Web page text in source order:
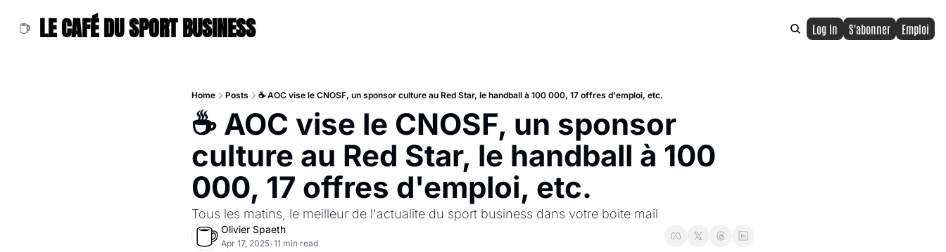
LE CAFÉ DU SPORT BUSINESS Log In S'abonner Emploi
Home Posts ☕ AOC vise le CNOSF, un sponsor culture au Red Star, le handball à 100 000, 17 offres d'emploi, etc.
☕ AOC vise le CNOSF, un sponsor
culture au Red Star, le handball à 100
000, 17 offres d'emploi, etc.
Tous les matins, le meilleur de l'actualite du sport business dans votre boite mail
Olivier Spaeth
Apr 17, 2025•11 min read